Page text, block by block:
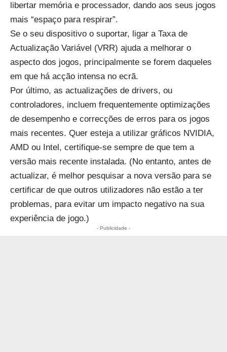
libertar memória e processador, dando aos seus jogos
mais “espaço para respirar”.
Se o seu dispositivo o suportar, ligar a Taxa de
Actualização Variável (VRR) ajuda a melhorar o
aspecto dos jogos, principalmente se forem daqueles
em que há acção intensa no ecrã.
Por último, as actualizações de drivers, ou
controladores, incluem frequentemente optimizações
de desempenho e correcções de erros para os jogos
mais recentes. Quer esteja a utilizar gráficos NVIDIA,
AMD ou Intel, certifique-se sempre de que tem a
versão mais recente instalada. (No entanto, antes de
actualizar, é melhor pesquisar a nova versão para se
certificar de que outros utilizadores não estão a ter
problemas, para evitar um impacto negativo na sua
experiência de jogo.)
- Publicidade -